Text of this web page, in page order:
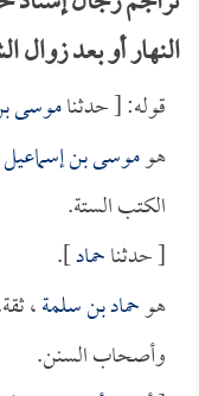
النهار أو بعد
قوله: [ حدثناموسى
هوموسى بن إسماعيل
الكتب الستة.
[ حدثناحماد].
هوحماد بن سلمة،
وأصحاب السنن.